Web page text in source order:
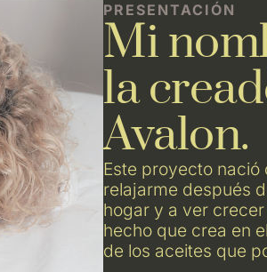
PRESENTACIÓN
Mi
la
Avalon.
Este proyecto
relajarme después
hogar y a ver
hecho que crea en
de los aceites que